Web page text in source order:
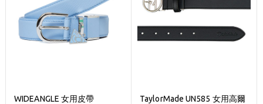
WIDEANGLE 女用皮帶
TaylorMade UN585 女用高爾